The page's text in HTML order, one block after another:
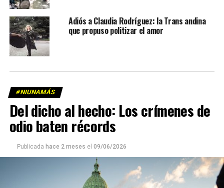
Adiós a Claudia Rodríguez: la Trans andina
que propuso politizar el amor
#NIUNAMÁS
Del dicho al hecho: Los crímenes de
odio baten récords
Publicada hace 2 meses el 09/06/2026